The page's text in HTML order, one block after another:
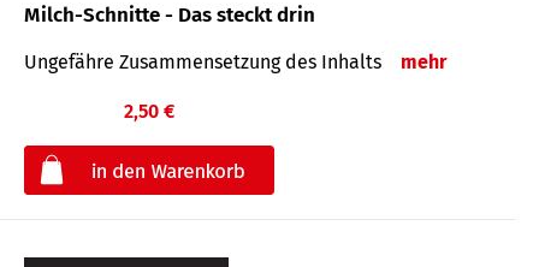
Milch-Schnitte - Das steckt drin
Ungefähre Zu­sammen­setzung des Inhalts mehr
2,50 €